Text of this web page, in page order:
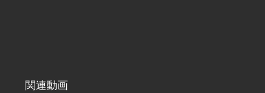
関連動画